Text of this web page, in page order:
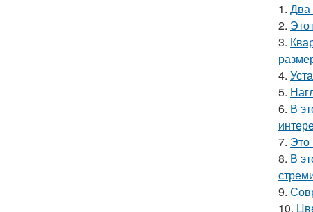
1. Два
2.
3.
4.
5.
6. В
7. Это
8. В
9.
10.